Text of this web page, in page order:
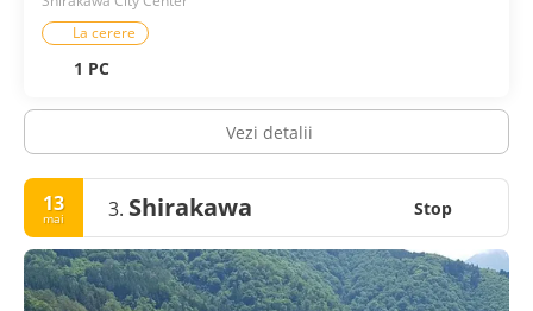
La cerere
1 PC
Vezi detalii
13
mai 3. Shirakawa Stop